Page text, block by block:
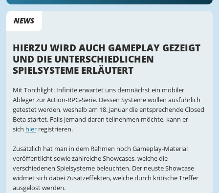
NEWS
HIERZU WIRD AUCH GAMEPLAY GEZEIGT
UND DIE UNTERSCHIEDLICHEN
SPIELSYSTEME ERLÄUTERT
Mit Torchlight: Infinite erwartet uns demnächst ein mobiler
Ableger zur Action-RPG-Serie. Dessen Systeme wollen ausführlich
getestet werden, weshalb am 18. Januar die entsprechende Closed
Beta startet. Falls jemand daran teilnehmen möchte, kann er
sich hierregistrieren.
Zusätzlich hat man in dem Rahmen noch Gameplay-Material
veröffentlicht sowie zahlreiche Showcases, welche die
verschiedenen Spielsysteme beleuchten. Der neuste Showcase
widmet sich dabei Zusatzeffekten, welche durch kritische Treffer
ausgelöst werden.